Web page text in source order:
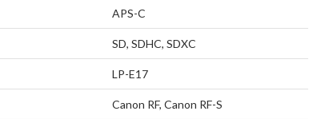
APS-C
SD, SDHC, SDXC
LP-E17
Canon RF, Canon RF-S